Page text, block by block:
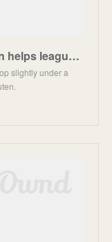
NBA-Rakuten extension in Japan helps league dodge troubled market | SportBusiness Media
slightly under a